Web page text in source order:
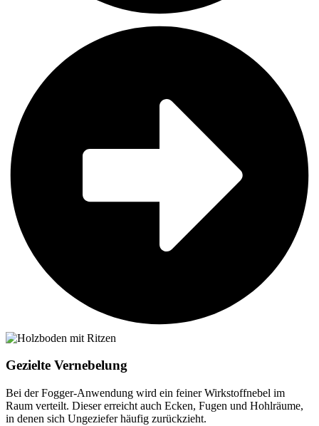
Gezielte Vernebelung
Bei der Fogger-Anwendung wird ein feiner Wirkstoffnebel im
Raum verteilt. Dieser erreicht auch Ecken, Fugen und Hohlräume,
in denen sich Ungeziefer häufig zurückzieht.